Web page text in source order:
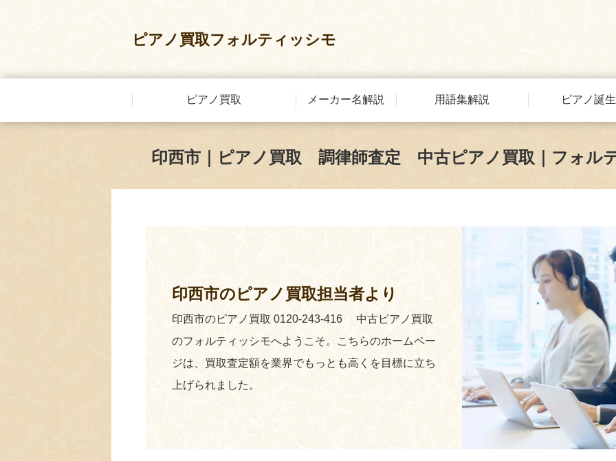
ピアノ買取フォルティッシモ
ピアノ買取 メーカー名解説 用語集解説 ピアノ誕
印西市｜ピアノ買取 調律師査定 中古ピアノ買取｜フォル
印西市のピアノ買取担当者より
印西市のピアノ買取 0120-243-416 中古ピアノ買取
のフォルティッシモへようこそ。こちらのホームペー
ジは、買取査定額を業界でもっとも高くを目標に立ち
上げられました。